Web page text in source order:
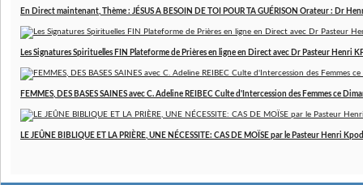
En Direct maintenant, Thème : JÉSUS A BESOIN DE TOI POUR TA GUÉRISON Orateur : Dr
Les Signatures Spirituelles FIN Plateforme de Prières en ligne en Direct avec Dr Pasteur Henri
FEMMES, DES BASES SAINES avec C. Adeline REIBEC Culte d'Intercession des Femmes ce
LE JEÛNE BIBLIQUE ET LA PRIÈRE, UNE NÉCESSITE: CAS DE MOÏSE par le Pasteur Henri